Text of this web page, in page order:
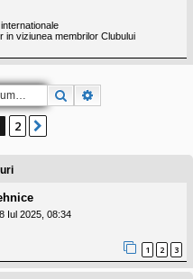
in viziunea membrilor Clubului
Căutare
2
Iul 2025, 08:34
1 2 3